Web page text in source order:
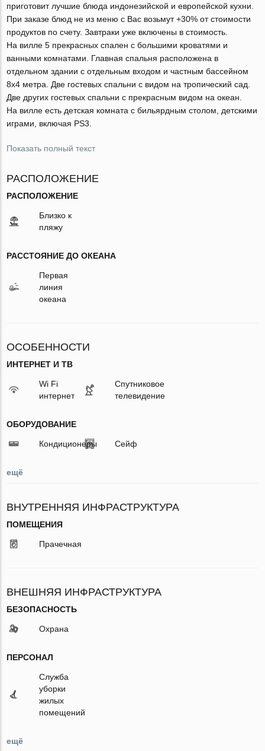
приготовит лучшие блюда индонезийской и европейской кухни.
При заказе блюд не из меню с Вас возьмут +30% от стоимости
продуктов по счету. Завтраки уже включены в стоимость.
На вилле 5 прекрасных спален с большими кроватями и
ванными комнатами. Главная спальня расположена в
отдельном здании с отдельным входом и частным бассейном
8х4 метра. Две гостевых спальни с видом на тропический сад.
Две других гостевых спальни с прекрасным видом на океан.
На вилле есть детская комната с бильярдным столом, детскими
играми, включая PS3.
Показать полный текст
РАСПОЛОЖЕНИЕ
РАСПОЛОЖЕНИЕ
Близко к
пляжу
РАССТОЯНИЕ ДО ОКЕАНА
Первая
линия
океана
ОСОБЕННОСТИ
ИНТЕРНЕТ И ТВ
Wi Fi
интернет
Спутниковое
телевидение
ОБОРУДОВАНИЕ
Кондиционеры Сейф
ещё
ВНУТРЕННЯЯ ИНФРАСТРУКТУРА
ПОМЕЩЕНИЯ
Прачечная
ВНЕШНЯЯ ИНФРАСТРУКТУРА
БЕЗОПАСНОСТЬ
Охрана
ПЕРСОНАЛ
Служба
уборки
жилых
помещений
ещё